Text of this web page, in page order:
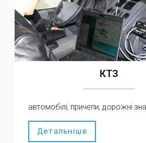
КТЗ
автомобілі, причепи, дорожні
Детальніше